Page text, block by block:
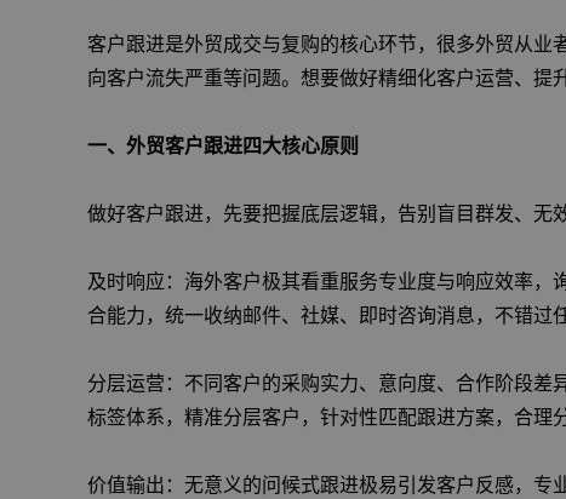
客户跟进是外贸成交与复购的核心环节，很多外贸从
向客户流失严重等问题。想要做好精细化客户运营、提
一、外贸客户跟进四大核心原则
做好客户跟进，先要把握底层逻辑，告别盲目群发、无
及时响应：海外客户极其看重服务专业度与响应效率
合能力，统一收纳邮件、社媒、即时咨询消息，不错过
分层运营：不同客户的采购实力、意向度、合作阶段
标签体系，精准分层客户，针对性匹配跟进方案，合理
价值输出：无意义的问候式跟进极易引发客户反感，